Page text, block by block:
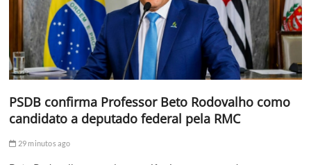
PSDB confirma Professor Beto Rodovalho como
candidato a deputado federal pela RMC
29 minutos ago